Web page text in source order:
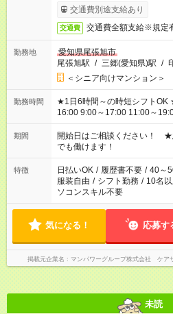
完了次第のお支払いとなります
交通費別途支給あり
交通費 交通費全額支給※規定
勤務地
愛知県尾張旭市
尾張旭駅 / 三郷(愛知県)駅 /
＜シニア向けマンション＞
勤務時間
★1日6時間～の時短シフトOK ★スタート時間選べます！ 7:00～
16:00 9:00～17:00 11:00～19:00 など
場合、他のお仕事と合わせ週
ん ※法令に基づき、週20時間
となります ※労働者派遣法（
短時間・短期間の就業はご案
期間
開始日はご相談ください！
でも働けます！
特徴 日払いOK / 履歴書不要 / 40～
服装自由 / シフト勤務 / 10名
ソコンスキル不要
気になる！ 応募す
掲載元企業名 マンパワーグループ株式会社 ケア
未読